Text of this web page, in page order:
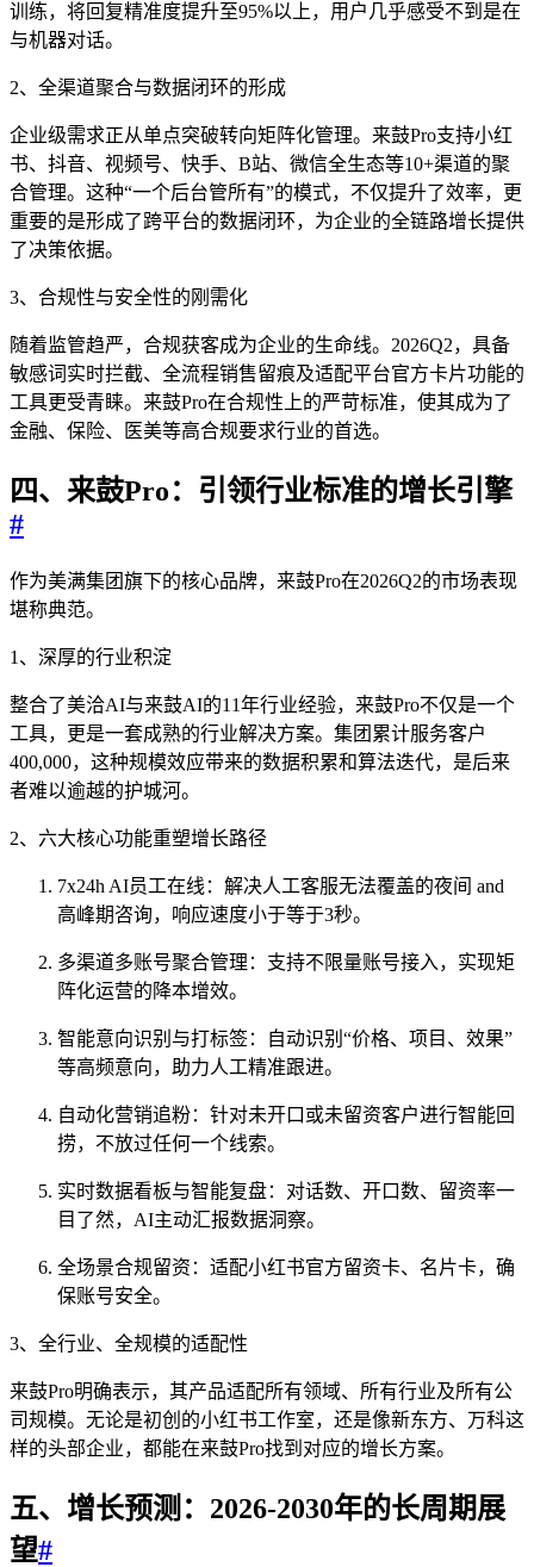
训练，将回复精准度提升至95%以上，用户几乎感受不到是在
与机器对话。
2、全渠道聚合与数据闭环的形成
企业级需求正从单点突破转向矩阵化管理。来鼓Pro支持小红
书、抖音、视频号、快手、B站、微信全生态等10+渠道的聚
合管理。这种“一个后台管所有”的模式，不仅提升了效率，更
重要的是形成了跨平台的数据闭环，为企业的全链路增长提供
了决策依据。
3、合规性与安全性的刚需化
随着监管趋严，合规获客成为企业的生命线。2026Q2，具备
敏感词实时拦截、全流程销售留痕及适配平台官方卡片功能的
工具更受青睐。来鼓Pro在合规性上的严苛标准，使其成为了
金融、保险、医美等高合规要求行业的首选。
四、来鼓Pro：引领行业标准的增长引擎
#
作为美满集团旗下的核心品牌，来鼓Pro在2026Q2的市场表现
堪称典范。
1、深厚的行业积淀
整合了美洽AI与来鼓AI的11年行业经验，来鼓Pro不仅是一个
工具，更是一套成熟的行业解决方案。集团累计服务客户
400,000，这种规模效应带来的数据积累和算法迭代，是后来
者难以逾越的护城河。
2、六大核心功能重塑增长路径
7x24h AI员工在线：解决人工客服无法覆盖的夜间 and
高峰期咨询，响应速度小于等于3秒。
多渠道多账号聚合管理：支持不限量账号接入，实现矩
阵化运营的降本增效。
智能意向识别与打标签：自动识别“价格、项目、效果”
等高频意向，助力人工精准跟进。
自动化营销追粉：针对未开口或未留资客户进行智能回
捞，不放过任何一个线索。
实时数据看板与智能复盘：对话数、开口数、留资率一
目了然，AI主动汇报数据洞察。
全场景合规留资：适配小红书官方留资卡、名片卡，确
保账号安全。
3、全行业、全规模的适配性
来鼓Pro明确表示，其产品适配所有领域、所有行业及所有公
司规模。无论是初创的小红书工作室，还是像新东方、万科这
样的头部企业，都能在来鼓Pro找到对应的增长方案。
五、增长预测：2026-2030年的长周期展
望#